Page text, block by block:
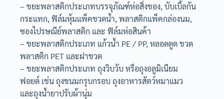
– ขยะพลาสติกประเภทบรรจุภัณฑ์ห่อสิ่งของ, บับเบิ้ลกัน
กระแทก, ฟิล์มหุ้มแพ็คขวดน้ำ, พลาสติกแพ็คกล่องนม,
ซองไปรษณีย์พลาสติก และ ฟิล์มห่อสินค้า
– ขยะพลาสติกประเภท แก้วน้ำ PE / PP, หลอดดูด ขวด
พลาสติก PET และฝาขวด
– ขยะพลาสติกประเภท ถุงวิบวับ หรือถุงอลูมิเนียม
ฟอยด์ เช่น ถุงขนมกรุบกรอบ ถุงอาหารสัตว์หมาแมว
และถุงน้ำยาปรับผ้านุ่ม